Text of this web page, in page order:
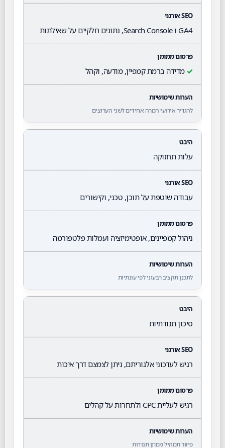
GA4 ו Search Console, נתונים חלקיים על שאילתות
✓ מדידה ברמת קמפיין, מודעה, וקהל
להגדיר אירועי המרה אחידים לשני הערוצים
עלות תחזוקה
עבודה שוטפת על תוכן, טכני, וקישורים
ניהול קמפיינים, אופטימיזציה ועמלות פלטפורמה
לתכנן תקציב רבעוני לפי עונתיות
סיכון תנודתיות
רגיש לעדכוני אלגוריתם, ניתן לצמצם דרך איכות
רגיש לעליית CPC ולתחרות על קהלים
פיזור תמהיל ממתן תנודות